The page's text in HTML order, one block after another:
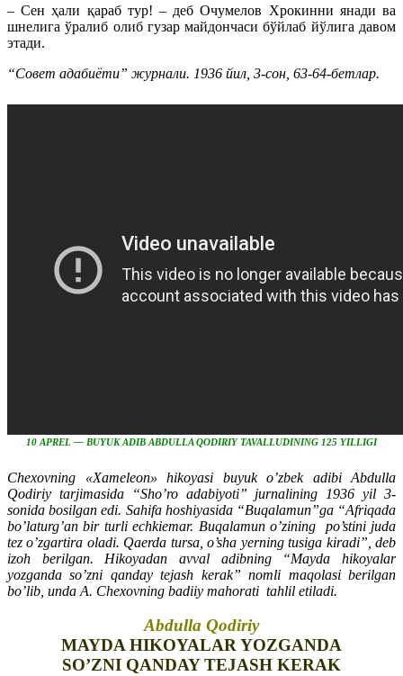
– Сен ҳали қараб тур! – деб Очумелов Хрокинни янади ва
шнелига ўралиб олиб гузар майдончаси бўйлаб йўлига давом
этади.
“Совет адабиёти” журнали. 1936 йил, 3-сон, 63-64-бетлар.
10 APREL — BUYUK ADIB ABDULLA QODIRIY TAVALLUDINING 125 YILLIGI
Chexovning «Xameleon» hikoyasi buyuk o’zbek adibi Abdulla
Qodiriy tarjimasida “Sho’ro adabiyoti” jurnalining 1936 yil 3-
sonida bosilgan edi. Sahifa hoshiyasida “Buqalamun”ga “Afriqada
bo’laturg’an bir turli echkiemar. Buqalamun o’zining po’stini juda
tez o’zgartira oladi. Qaerda tursa, o’sha yerning tusiga kiradi”, deb
izoh berilgan. Hikoyadan avval adibning “Mayda hikoyalar
yozganda so’zni qanday tejash kerak” nomli maqolasi berilgan
bo’lib, unda A. Chexovning badiiy mahorati tahlil etiladi.
Abdulla Qodiriy
MAYDA HIKOYALAR YOZGANDA
SO’ZNI QANDAY TEJASH KERAK